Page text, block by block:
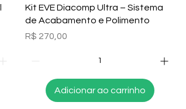
Visualização rápida
Kit EVE Diacomp Ultra – Sistema
de Acabamento e Polimento
Preço
R$ 270,00
Adicionar ao carrinho